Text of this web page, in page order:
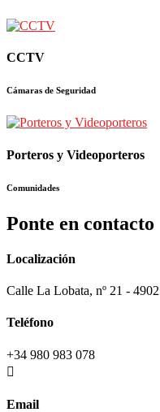
CCTV
Cámaras de Seguridad
Porteros y Videoporteros
Comunidades
Ponte en contacto
Localización
Calle La Lobata, nº 21 -
Teléfono
+34 980 983 078
Email